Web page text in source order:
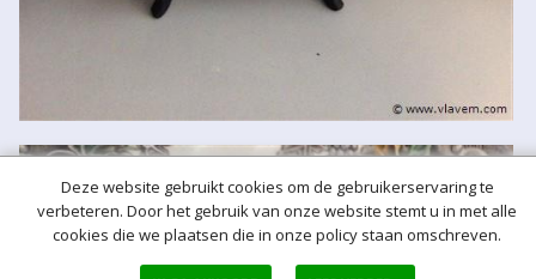
Deze website gebruikt cookies om de gebruikerservaring te
verbeteren. Door het gebruik van onze website stemt u in met alle
cookies die we plaatsen die in onze policy staan omschreven.